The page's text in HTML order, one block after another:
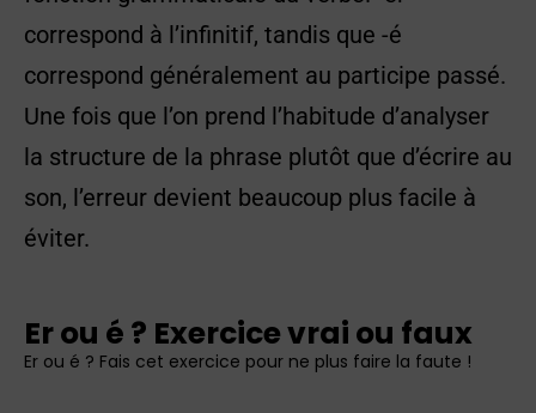
correspond à l’infinitif, tandis que -é
correspond généralement au participe passé.
Une fois que l’on prend l’habitude d’analyser
la structure de la phrase plutôt que d’écrire au
son, l’erreur devient beaucoup plus facile à
éviter.
Er ou é ? Exercice vrai ou faux
Er ou é ? Fais cet exercice pour ne plus faire la faute !